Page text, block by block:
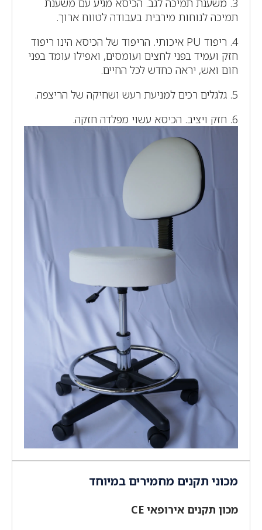
תמיכה לנוחות מירבית בעבודה לטווח ארוך.
4. ריפוד PU איכותי. הריפוד של הכיסא הינו ריפוד
חזק ועמיד בפני לחצים ועומסים, ואפילו עומד בפני
חום ואש, יראה כחדש לכל החיים.
5. גלגלים רכים למניעת רעש ושחיקה של הריצפה.
6. חזק ויציב. הכיסא עשוי מפלדה חזקה.
מכוני תקנים מחמירים במיוחד
מכון תקנים אירופאי CE